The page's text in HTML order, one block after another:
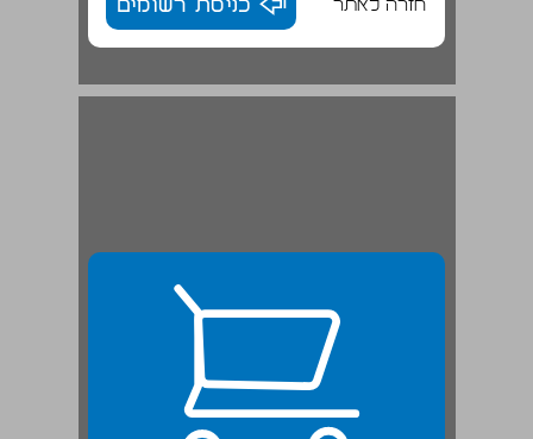
חזרה לאתר כניסת רשומים